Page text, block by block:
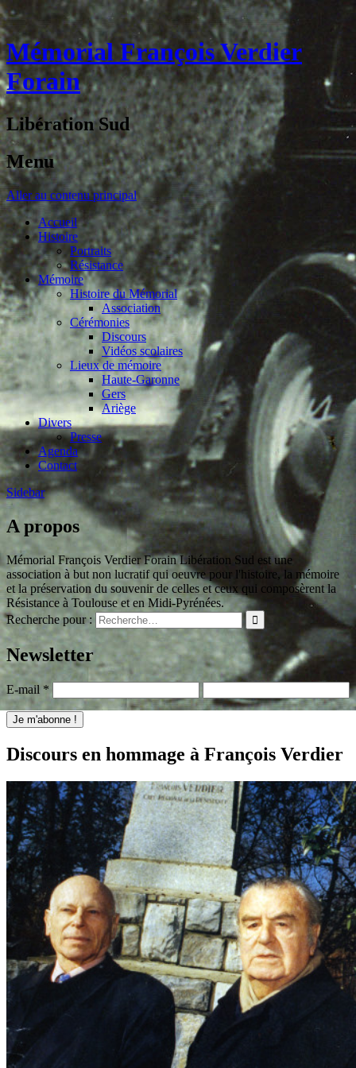
Mémorial François Verdier
Forain
Libération Sud
Menu
Aller au contenu principal
Accueil
Histoire
Portraits
Résistance
Mémoire
Histoire du Mémorial
Association
Cérémonies
Discours
Vidéos scolaires
Lieux de mémoire
Haute-Garonne
Gers
Ariège
Divers
Presse
Agenda
Contact
Sidebar
A propos
Mémorial François Verdier Forain Libération Sud est une
association à but non lucratif qui oeuvre pour l'histoire, la mémoire
et la préservation du souvenir de celles et ceux qui composèrent la
Résistance à Toulouse et en Midi-Pyrénées.
Recherche pour :
Newsletter
E-mail *
Discours en hommage à François Verdier